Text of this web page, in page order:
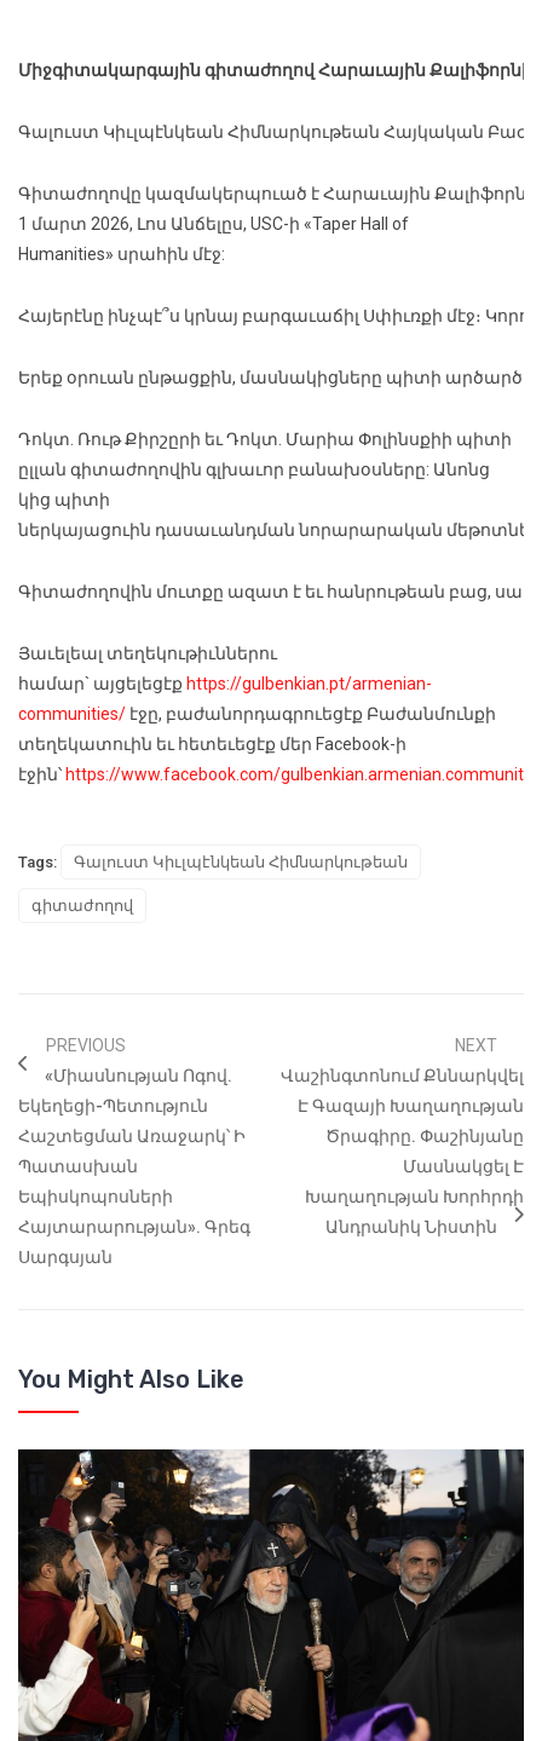
ՄիջգիտակարգայինգիտաժողովՀարաւային
Գալուստ Կիւլպէնկեան Հիմնարկութեան Հայկական
Գիտաժողովը կազմակերպուած է Հարաւային
1 մարտ 2026, Լոս Անճելըս, USC-ի «Taper Hall of
Humanities» սրահին մէջ:
Հայերէնը ինչպէ՞ս կրնայ բարգաւաճիլ Սփիւռքի մէջ։
Երեք օրուան ընթացքին, մասնակիցները պիտի
Դոկտ. Ռութ Քիրշըրի եւ Դոկտ. Մարիա Փոլինսքիի պիտի
ըլլան գիտաժողովին գլխաւոր բանախօսները: Անոնց
կից պիտի
ներկայացուին դասաւանդման նորարարական մեթոտներ,
Գիտաժողովին մուտքը ազատ է եւ հանրութեան բաց,
Յաւելեալ տեղեկութիւններու
համար` այցելեցէք https://gulbenkian.pt/armenian-
communities/ էջը, բաժանորդագրուեցէք Բաժանմունքի
տեղեկատուին եւ հետեւեցէք մեր Facebook-ի
էջին՝https://www.facebook.com/
Tags: Գալուստ Կիւլպէնկեան Հիմնարկութեան
գիտաժողով
PREVIOUS
«Միասնության Ոգով.
Եկեղեցի-Պետություն
Հաշտեցման Առաջարկ՝ Ի
Պատասխան
Եպիսկոպոսների
Հայտարարության». Գրեգ
Սարգսյան
NEXT
Վաշինգտոնում Քննարկվել
Է Գազայի Խաղաղության
Ծրագիրը. Փաշինյանը
Մասնակցել Է
Խաղաղության Խորհրդի
Անդրանիկ Նիստին
You Might Also Like